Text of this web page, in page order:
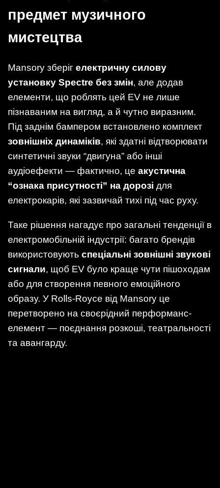
предмет музичного
мистецтва
Mansory зберіг електричну силову
установку Spectre без змін, але додав
елементи, що роблять цей EV не лише
пізнаваним на вигляд, а й чутно виразним.
Під заднім бампером встановлено комплект
зовнішніх динаміків, які здатні відтворювати
синтетичні звуки “двигуна” або інші
аудіоефекти — фактично, це акустична
“ознака присутності” на дорозі для
електрокарів, які зазвичай тихі під час руху.
Таке рішення нагадує про загальні тенденції в
електромобільній індустрії: багато брендів
використовують спеціальні зовнішні звукові
сигнали, щоб EV було краще чути пішоходам
або для створення певного емоційного
образу. У Rolls-Royce від Mansory це
перетворено на своєрідний перформанс-
елемент — поєднання розкоші, театральності
та авангарду.